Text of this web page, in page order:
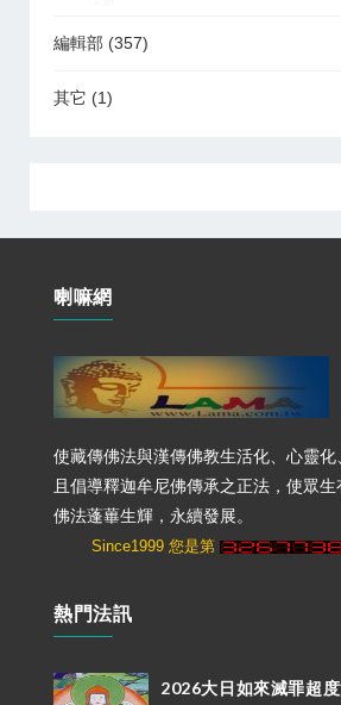
編輯部 (357)
其它 (1)
喇嘛網
使藏傳佛法與漢傳佛教生活化、心靈
且倡導釋迦牟尼佛傳承之正法，使眾生
佛法蓬蓽生輝，永續發展。
Since1999 您是第
熱門法訊
2026大日如來滅罪超